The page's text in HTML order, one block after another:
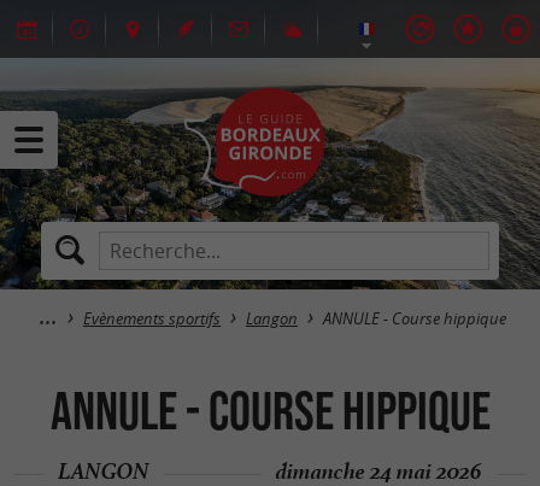
Evènements sportifs Langon ANNULE - Course hippique
ANNULE - Course hippique
LANGON dimanche 24 mai 2026